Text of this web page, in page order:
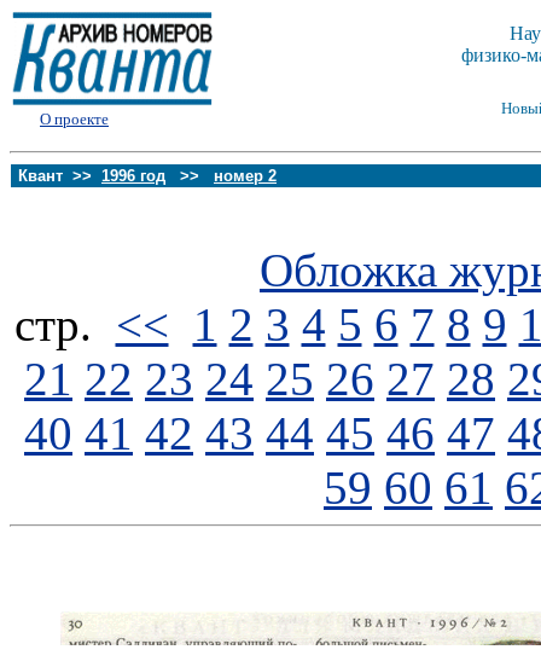
О проекте
физико-
Квант >> 1996 год >> номер 2
Обложка
стp. << 1 2 3 4 5 6 7 8 9
21 22 23 24 25 26 27 28
40 41 42 43 44 45 46 47
59 60 61